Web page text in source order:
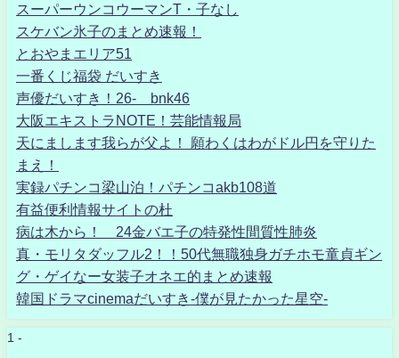
スーパーウンコウーマンT・子なし
スケバン氷子のまとめ速報！
とおやまエリア51
一番くじ福袋 だいすき
声優だいすき！26- bnk46
大阪エキストラNOTE！芸能情報局
天にまします我らが父よ！ 願わくはわがドル円を守りた
まえ！
実録パチンコ梁山泊！パチンコakb108道
有益便利情報サイトの杜
病は木から！ 24金バエ子の特発性間質性肺炎
真・モリタダッフル2！！50代無職独身ガチホモ童貞ギン
グ・ゲイなー女装子オネエ的まとめ速報
韓国ドラマcinemaだいすき-僕が見たかった星空-
1 -